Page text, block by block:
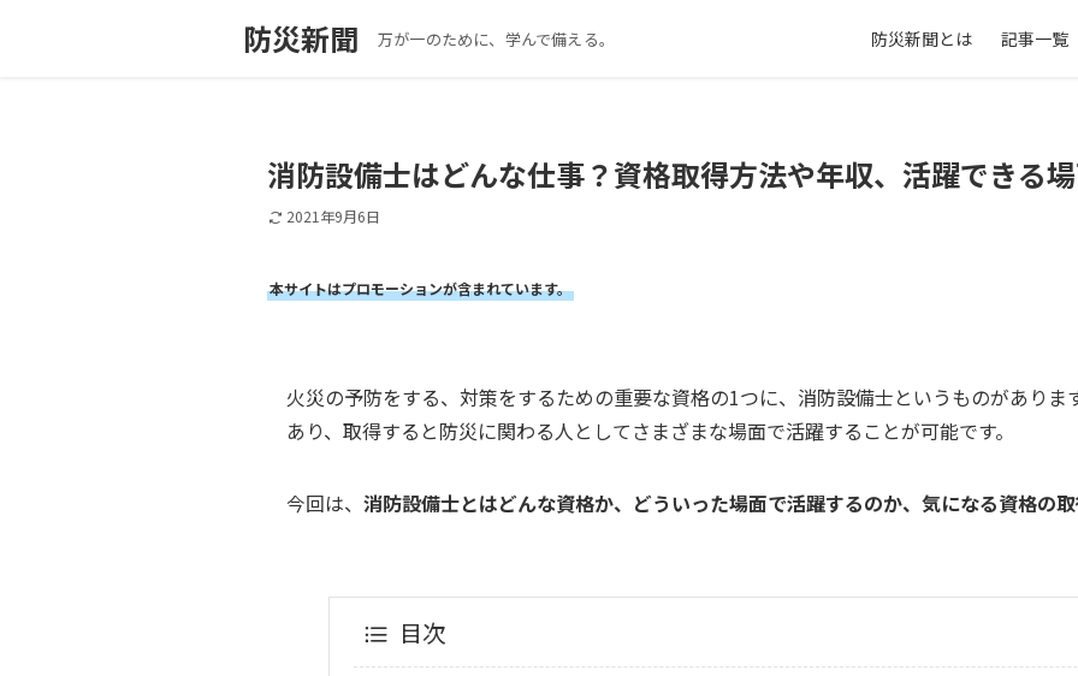
防災新聞 万が一のために、学んで備える。 防災新聞とは 記事一覧
消防設備士はどんな仕事？資格取得方法や年収、活躍できる
2021年9月6日
本サイトはプロモーションが含まれています。
火災の予防をする、対策をするための重要な資格の1つに、消防設備士というものがありま
あり、取得すると防災に関わる人としてさまざまな場面で活躍することが可能です。
今回は、 消防設備士とはどんな資格か、どういった場面で活躍するのか、気になる資格の
目次